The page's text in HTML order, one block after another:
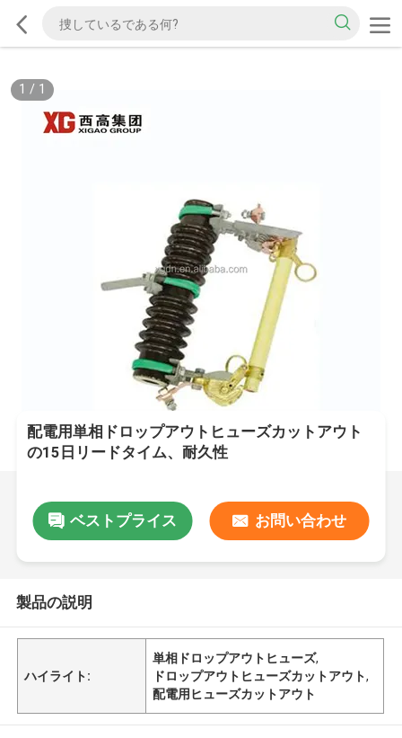
1 / 1
配電用単相ドロップアウトヒューズカットアウト
の15日リードタイム、耐久性
ベストプライス お問い合わせ
製品の説明
ハイライト:
単相ドロップアウトヒューズ,
ドロップアウトヒューズカットアウト,
配電用ヒューズカットアウト